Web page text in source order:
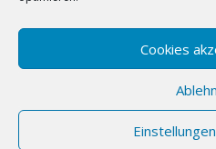
Cookies
Ostholstein |